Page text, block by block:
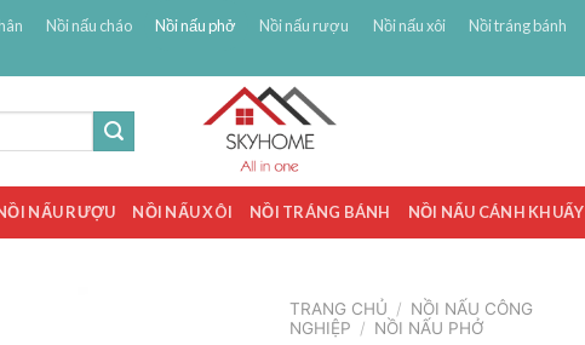
Nồi nấu cháo Nồi nấu phở Nồi nấu rượu Nồi nấu xôi Nồi tráng bánh
NẤU RƯỢU NỒI NẤU XÔI NỒI TRÁNG BÁNH NỒI NẤU CÁNH KHUẤY
TRANG CHỦ / NỒI NẤU CÔNG
NGHIỆP / NỒI NẤU PHỞ